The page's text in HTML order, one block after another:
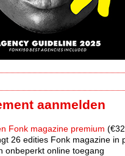
aanmelden
Fonk magazine premium
26 edities Fonk magazine in
onbeperkt online toegang